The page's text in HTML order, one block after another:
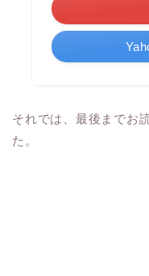
それでは、最後までお
た。